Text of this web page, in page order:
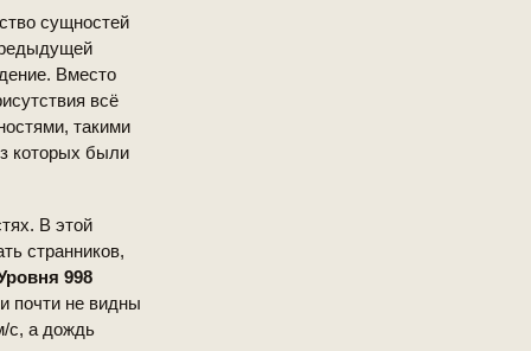
сущностей
Вместо
всё
такими
которых были
В этой
странников,
998
почти не видны
с, а дождь